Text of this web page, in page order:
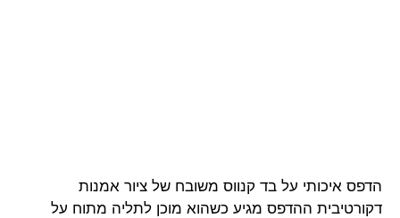
הדפס איכותי על בד קנווס משובח של ציור אמנות
דקורטיבית ההדפס מגיע כשהוא מוכן לתליה מתוח על